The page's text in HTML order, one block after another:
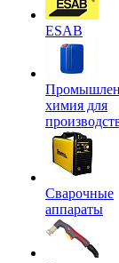
ESAB
химия для
Сварочные
аппараты